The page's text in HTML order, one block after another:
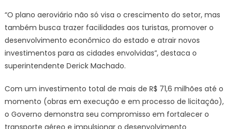
“O plano aeroviário não só visa o crescimento do setor, mas
também busca trazer facilidades aos turistas, promover o
desenvolvimento econômico do estado e atrair novos
investimentos para as cidades envolvidas”, destaca o
superintendente Derick Machado.
Com um investimento total de mais de R$ 71,6 milhões até o
momento (obras em execução e em processo de licitação),
o Governo demonstra seu compromisso em fortalecer o
transporte aéreo e impulsionar o desenvolvimento